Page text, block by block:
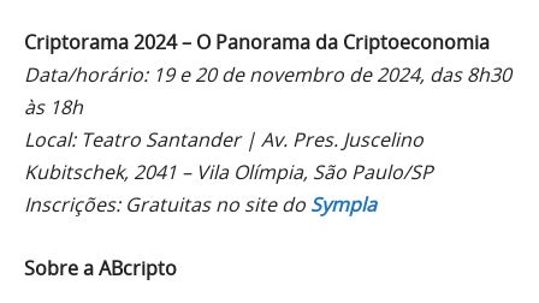
Criptorama 2024 – O Panorama da Criptoeconomia
Data/horário: 19 e 20 de novembro de 2024, das 8h30
às 18h
Local: Teatro Santander | Av. Pres. Juscelino
Kubitschek, 2041 – Vila Olímpia, São Paulo/SP
Inscrições: Gratuitas no site do Sympla
Sobre a ABcripto